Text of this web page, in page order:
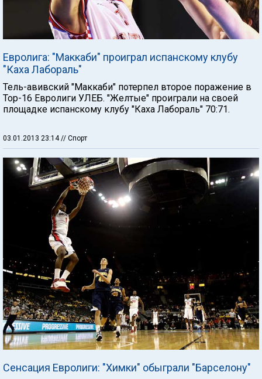
Евролига: "Маккаби" проиграл испанскому клубу
"Каха Лабораль"
Тель-авивский "Маккаби" потерпел второе поражение в
Тор-16 Евролиги УЛЕБ. "Желтые" проиграли на своей
площадке испанскому клубу "Каха Лабораль" 70:71.
03.01.2013 23:14 // Спорт
Сенсация Евролиги: "Химки" обыграли "Барселону"